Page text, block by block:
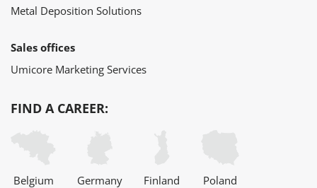
Metal Deposition Solutions
Sales offices
Umicore Marketing Services
FIND A CAREER:
Belgium Germany Finland Poland